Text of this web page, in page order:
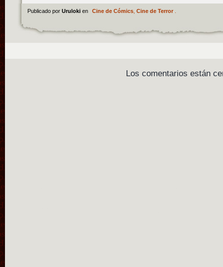
Publicado por Uruloki en Cine de Cómics, Cine de Terror.
Los comentarios están